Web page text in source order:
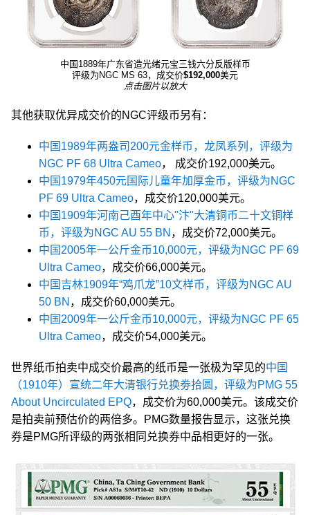
中国1889年广东省造光绪元宝三钱六分反版样币
评级为NGC MS 63，成交价$192,000美元
点击图片以放大
其他获取优异成交价的NGC评级币另有：
中国1989年两盎司200元金样币，龙凤系列，评级为
NGC PF 68 Ultra Cameo， 成交价192,000美元。
中国1979年450元国际儿童年加厚金币，评级为NGC
PF 69 Ultra Cameo，成交价120,000美元。
中国1909年河南己酉年中心"汴"大清铜币二十文铜样
币，评级为NGC AU 55 BN ，成交价72,000美元。
中国2005年一公斤金币10,000元，评级为NGC PF 69
Ultra Cameo，成交价66,000美元。
中国吉林1909年“鸡爪龙”10文样币，评级为NGC AU
50 BN ，成交价60,000美元。
中国2009年一公斤金币10,000元，评级为NGC PF 65
Ultra Cameo，成交价54,000美元。
世界纸币拍卖中成交价最高的纸币是一张极为罕见的中国
（1910年）宣统二年大清银行兑换劵拾圆，评级为PMG 55
About Uncirculated EPQ，成交价为60,000美元。该成交价
是拍卖前预估价的两倍多。PMG数量报告显示，这张兑换
券是PMG所评级的两张相同兑换券中品相更好的一张。